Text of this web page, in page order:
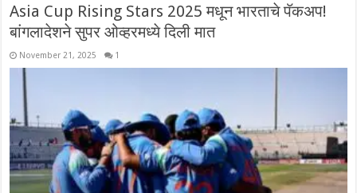
Asia Cup Rising Stars 2025 मधून भारताचे पॅकअप!
बांगलादेशने सुपर ओव्हरमध्ये दिली मात
November 21, 2025 1